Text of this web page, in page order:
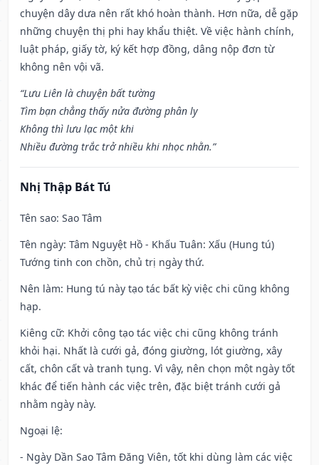
chuyện dây dưa nên rất khó hoàn thành. Hơn nữa, dễ gặp
những chuyện thị phi hay khẩu thiệt. Về việc hành chính,
luật pháp, giấy tờ, ký kết hợp đồng, dâng nộp đơn từ
không nên vội vã.
“Lưu Liên là chuyện bất tường
Tìm bạn chẳng thấy nửa đường phân ly
Không thì lưu lạc một khi
Nhiều đường trắc trở nhiều khi nhọc nhằn.”
Nhị Thập Bát Tú
Tên sao: Sao Tâm
Tên ngày: Tâm Nguyệt Hồ - Khấu Tuân: Xấu (Hung tú)
Tướng tinh con chồn, chủ trị ngày thứ.
Nên làm: Hung tú này tạo tác bất kỳ việc chi cũng không
hạp.
Kiêng cữ: Khởi công tạo tác việc chi cũng không tránh
khỏi hại. Nhất là cưới gả, đóng giường, lót giường, xây
cất, chôn cất và tranh tụng. Vì vậy, nên chọn một ngày tốt
khác để tiến hành các việc trên, đặc biệt tránh cưới gả
nhằm ngày này.
Ngoại lệ:
- Ngày Dần Sao Tâm Đăng Viên, tốt khi dùng làm các việc